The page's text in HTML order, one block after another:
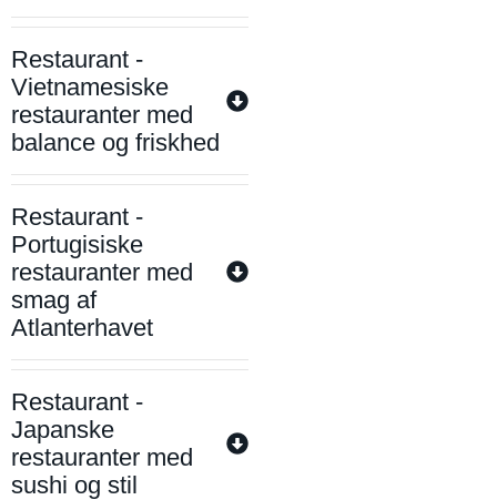
Restaurant -
Vietnamesiske
restauranter med
balance og friskhed
Restaurant -
Portugisiske
restauranter med
smag af
Atlanterhavet
Restaurant -
Japanske
restauranter med
sushi og stil